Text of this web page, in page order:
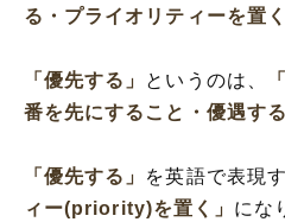
る・プライオリティーを置く
「優先する」 というのは、
番を先にすること・優遇する
「優先する」 を英語で表現
ィー(priority)を置く」 にな